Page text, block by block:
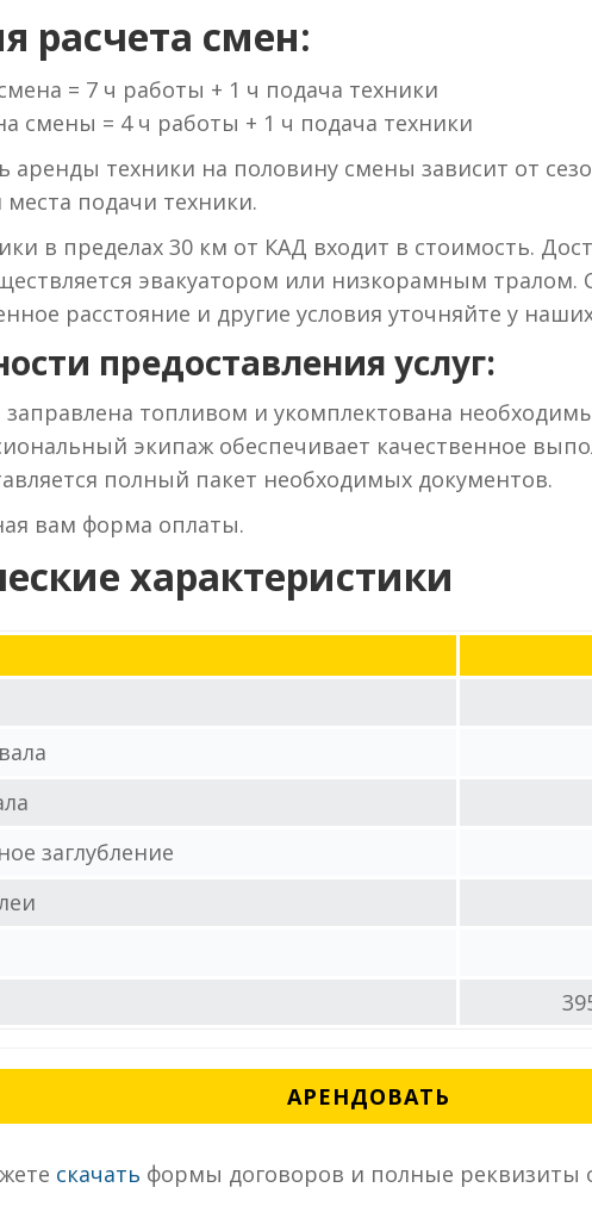
расчета смен:
= 7 ч работы + 1 ч подача техники
смены = 4 ч работы + 1 ч подача техники
аренды техники на половину смены зависит от
места подачи техники.
в пределах 30 км от КАД входит в стоимость.
эвакуатором или низкорамным тралом.
расстояние и другие условия уточняйте у
предоставления услуг:
заправлена топливом и укомплектована
экипаж обеспечивает качественное
полный пакет необходимых документов.
вам форма оплаты.
характеристики
заглубление
АРЕНДОВАТЬ
скачать формы договоров и полные реквизиты